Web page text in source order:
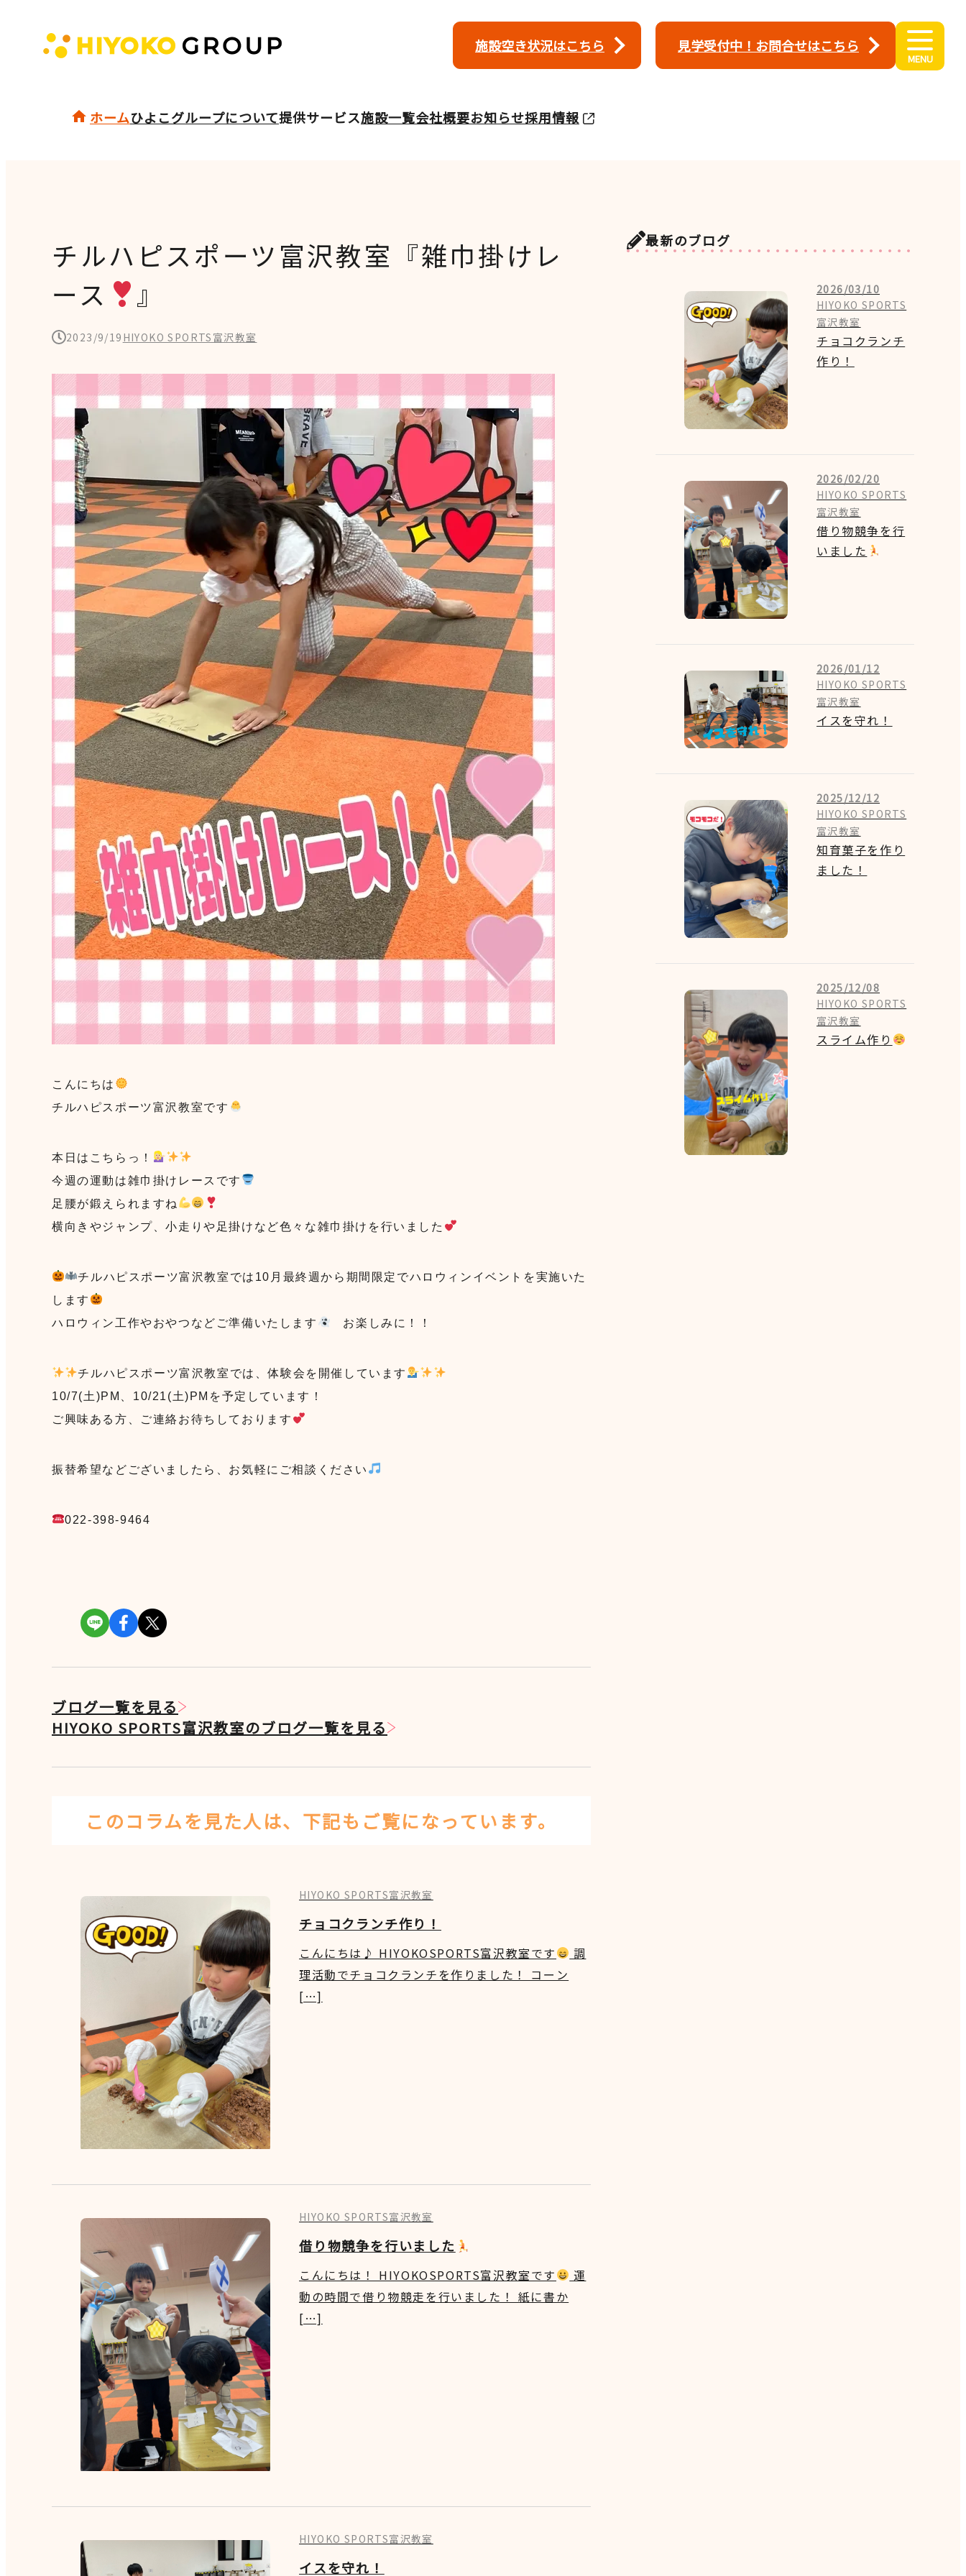
施設空き状況はこちら 見学受付中！お問合せはこちら
ホームひよこグループについて提供サービス施設一覧会社概要お知らせ採用情報
チルハピスポーツ富沢教室『雑巾掛けレ
ース
』
2023/9/19 HIYOKO SPORTS富沢教室
こんにちは
チルハピスポーツ富沢教室です
本日はこちらっ！
今週の運動は雑巾掛けレースです
足腰が鍛えられますね
横向きやジャンプ、小走りや足掛けなど色々な雑巾掛けを行いました
チルハピスポーツ富沢教室では10月最終週から期間限定でハロウィンイベントを実施いた
します
ハロウィン工作やおやつなどご準備いたします
お楽しみに！！
チルハピスポーツ富沢教室では、体験会を開催しています
10/7(土)PM、10/21(土)PMを予定しています！
ご興味ある方、ご連絡お待ちしております
振替希望などございましたら、お気軽にご相談ください
022-398-9464
ブログ一覧を見る
HIYOKO SPORTS富沢教室のブログ一覧を見る
このコラムを見た人は、 下記もご覧になっています。
HIYOKO SPORTS富沢教室
チョコクランチ作り！
こんにちは♪ HIYOKOSPORTS富沢教室です
調
理活動でチョコクランチを作りました！ コーン
[…]
HIYOKO SPORTS富沢教室
借り物競争を行いました
こんにちは！ HIYOKOSPORTS富沢教室です
運
動の時間で借り物競走を行いました！ 紙に書か
[…]
HIYOKO SPORTS富沢教室
イスを守れ！
最新のブログ
2026/03/10
HIYOKO SPORTS
富沢教室
チョコクランチ
作り！
2026/02/20
HIYOKO SPORTS
富沢教室
借り物競争を行
いました
2026/01/12
HIYOKO SPORTS
富沢教室
イスを守れ！
2025/12/12
HIYOKO SPORTS
富沢教室
知育菓子を作り
ました！
2025/12/08
HIYOKO SPORTS
富沢教室
スライム作り